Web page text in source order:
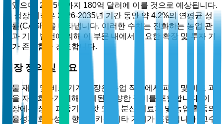
되었으며, 2035년까지 180억 달러에 이를 것으로 예상됩니다.
이 성장 궤적은 2026-2035년 기간 동안 약 4.2%의 연평균 성
장률(CAGR)을 나타냅니다. 이러한 수치는 진화하는 농업 관
행과 기술 발전에 의해 이 부문 내에서 중요한 확장 및 투자 기
회가 존재함을 강조합니다.
시장 정의 및 개요
식물 재배 및 비료 기계 시장은 농업 작업에서 파종 및 비료 과
정을 자동화하기 위해 설계된 다양한 장비를 포함합니다. 이
시장에는 정밀 파종기, 씨앗 드릴, 분산 비료기 및 농업 활동의
효율성과 효과성을 향상시키는 기타 기계가 포함됩니다. 고수